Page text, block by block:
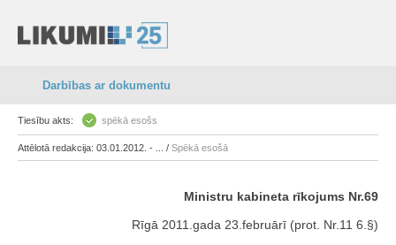
Darbības ar dokumentu
Tiesību akts: spēkā esošs
Attēlotā redakcija: 03.01.2012. - ... / Spēkā esošā
Ministru kabineta rīkojums Nr.69
Rīgā 2011.gada 23.februārī (prot. Nr.11 6.§)